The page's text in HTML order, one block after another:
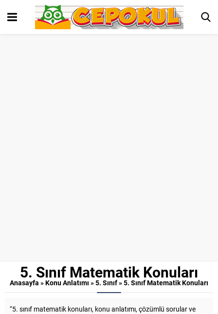
5. Sınıf Matematik Konuları
Anasayfa »Konu Anlatımı »5. Sınıf»5. Sınıf Matematik Konuları
“5. sınıf matematik konuları, konu anlatımı, çözümlü sorular ve